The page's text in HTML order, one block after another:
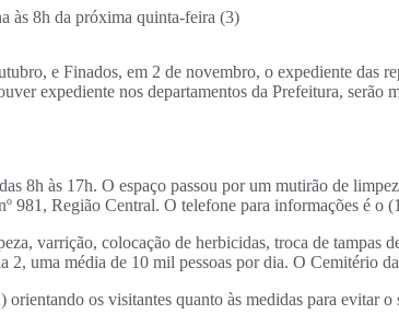
às 8h da próxima quinta-feira (3)
e Finados, em 2 de novembro, o expediente das
expediente nos departamentos da Prefeitura, serão
8h às 17h. O espaço passou por um mutirão de
981, Região Central. O telefone para informações é o
varrição, colocação de herbicidas, troca de tampas
uma média de 10 mil pessoas por dia. O Cemitério
os visitantes quanto às medidas para evitar